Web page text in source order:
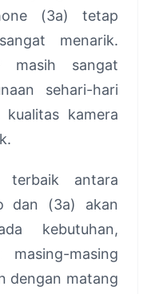
(3a) tetap
menarik.
masih sangat
sehari-hari
kamera
terbaik antara
dan (3a) akan
kebutuhan,
masing
dengan matang